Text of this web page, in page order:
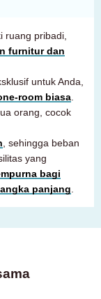
ruang pribadi,
furnitur dan
untuk Anda,
room biasa
orang, cocok
, sehingga beban
yang
bagi
panjang